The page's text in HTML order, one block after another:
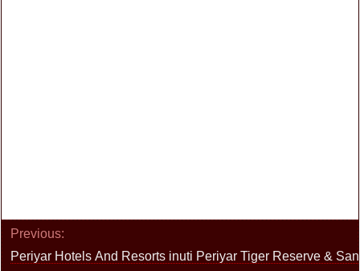
Previous:
Periyar Hotels And Resorts inuti Periyar Tiger Reserve &